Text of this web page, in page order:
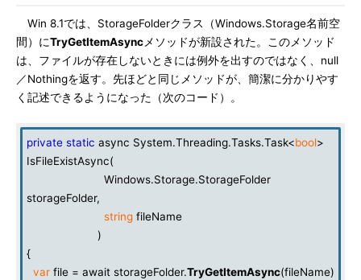
Win 8.1では、StorageFolderクラス（Windows.Storage名前空
間）にTryGetItemAsync メソッドが新設された。このメソッド
は、ファイルが存在しないときには例外を出すのではなく、null
／Nothingを返す。先ほどと同じメソッドが、簡潔に分かりやす
く記述できるようになった（次のコード）。
private static async System.Threading.Tasks.Task<bool>
IsFileExistAsync(
Windows.Storage.StorageFolder
storageFolder,
string fileName
)
{
var file = await storageFolder.TryGetItemAsync(fileName)